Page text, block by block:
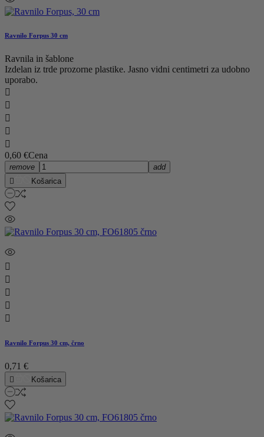
Ravnilo Forpus 30 cm
Ravnila in šablone
Izdelan iz trde prozorne plastike. Jasno vidni centimetri za udobno
uporabo.





0,60 €Cena
remove
add

Košarica





Ravnilo Forpus 30 cm, črno
0,71 €
 Košarica